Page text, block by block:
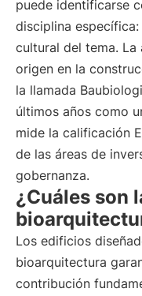
puede identificarse
disciplina
cultural del tema.
origen en la
la llamada
últimos años como
mide la calificación
de las áreas de
gobernanza.
¿Cuáles son
Los edificios
bioarquitectura
contribución